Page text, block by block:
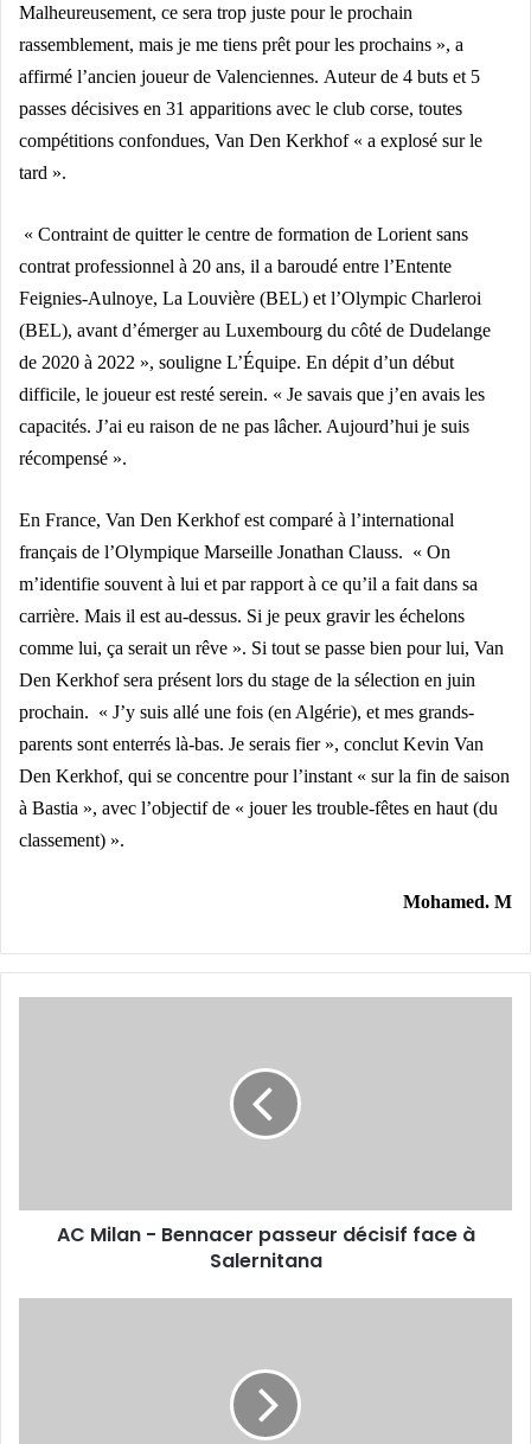
Malheureusement, ce sera trop juste pour le prochain
rassemblement, mais je me tiens prêt pour les prochains », a
affirmé l’ancien joueur de Valenciennes. Auteur de 4 buts et 5
passes décisives en 31 apparitions avec le club corse, toutes
compétitions confondues, Van Den Kerkhof « a explosé sur le
tard ».
« Contraint de quitter le centre de formation de Lorient sans
contrat professionnel à 20 ans, il a baroudé entre l’Entente
Feignies-Aulnoye, La Louvière (BEL) et l’Olympic Charleroi
(BEL), avant d’émerger au Luxembourg du côté de Dudelange
de 2020 à 2022 », souligne L’Équipe. En dépit d’un début
difficile, le joueur est resté serein. « Je savais que j’en avais les
capacités. J’ai eu raison de ne pas lâcher. Aujourd’hui je suis
récompensé ».
En France, Van Den Kerkhof est comparé à l’international
français de l’Olympique Marseille Jonathan Clauss. « On
m’identifie souvent à lui et par rapport à ce qu’il a fait dans sa
carrière. Mais il est au-dessus. Si je peux gravir les échelons
comme lui, ça serait un rêve ». Si tout se passe bien pour lui, Van
Den Kerkhof sera présent lors du stage de la sélection en juin
prochain. « J’y suis allé une fois (en Algérie), et mes grands-
parents sont enterrés là-bas. Je serais fier », conclut Kevin Van
Den Kerkhof, qui se concentre pour l’instant « sur la fin de saison
à Bastia », avec l’objectif de « jouer les trouble-fêtes en haut (du
classement) ».
Mohamed. M
Salernitana
AC Milan - Bennacer passeur décisif face à
Salernitana